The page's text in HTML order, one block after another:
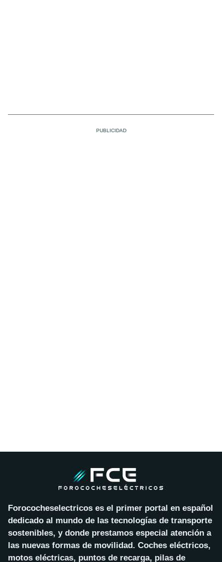
Forococheselectricos es el primer portal en español
dedicado al mundo de las tecnologías de transporte
sostenibles, y donde prestamos especial atención a
las nuevas formas de movilidad. Coches eléctricos,
motos eléctricas, puntos de recarga, pilas de